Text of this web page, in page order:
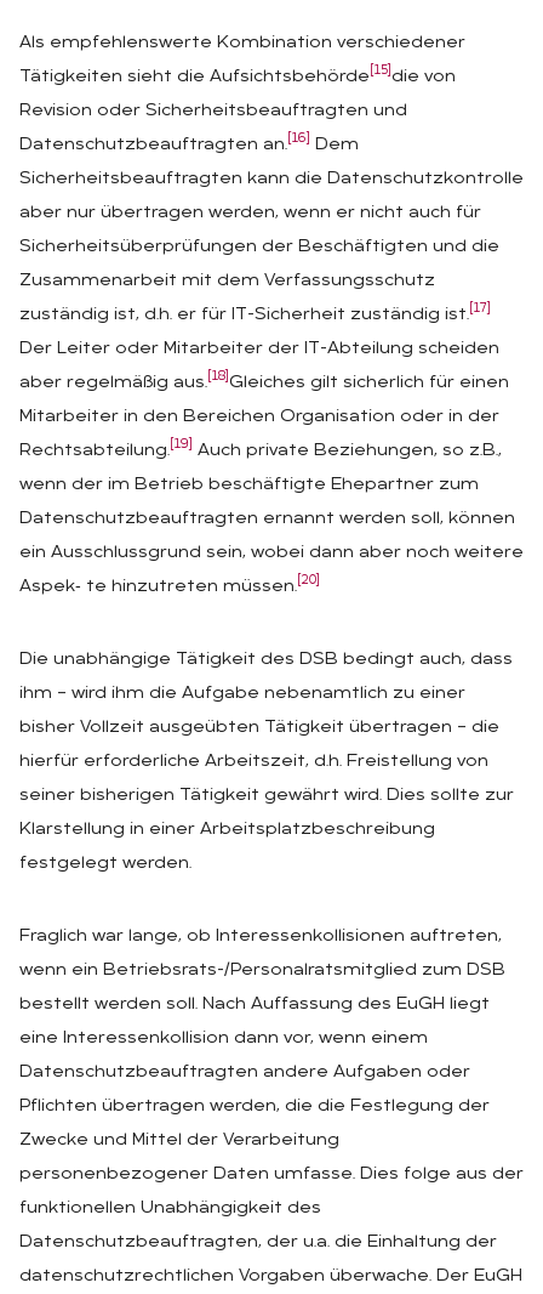
Als empfehlenswerte Kombination verschiedener
Tätigkeiten sieht die Aufsichtsbehörde [15] die von
Revision oder Sicherheitsbeauftragten und
Datenschutzbeauftragten an. [16]
Dem
Sicherheitsbeauftragten kann die Datenschutzkontrolle
aber nur übertragen werden, wenn er nicht auch für
Sicherheitsüberprüfungen der Beschäftigten und die
Zusammenarbeit mit dem Verfassungsschutz
zuständig ist, d.h. er für IT-Sicherheit zuständig ist. [17]
Der Leiter oder Mitarbeiter der IT-Abteilung scheiden
aber regelmäßig aus. [18] Gleiches gilt sicherlich für einen
Mitarbeiter in den Bereichen Organisation oder in der
Rechtsabteilung. [19]
Auch private Beziehungen, so z.B.,
wenn der im Betrieb beschäftigte Ehepartner zum
Datenschutzbeauftragten ernannt werden soll, können
ein Ausschlussgrund sein, wobei dann aber noch weitere
Aspek‑ te hinzutreten müssen. [20]
Die unabhängige Tätigkeit des DSB bedingt auch, dass
ihm – wird ihm die Aufgabe nebenamtlich zu einer
bisher Vollzeit ausgeübten Tätigkeit übertragen – die
hierfür erforderliche Arbeitszeit, d.h. Freistellung von
seiner bisherigen Tätigkeit gewährt wird. Dies sollte zur
Klarstellung in einer Arbeitsplatzbeschreibung
festgelegt werden.
Fraglich war lange, ob Interessenkollisionen auftreten,
wenn ein Betriebsrats-/Personalratsmitglied zum DSB
bestellt werden soll. Nach Auffassung des EuGH liegt
eine Interessenkollision dann vor, wenn einem
Datenschutzbeauftragten andere Aufgaben oder
Pflichten übertragen werden, die die Festlegung der
Zwecke und Mittel der Verarbeitung
personenbezogener Daten umfasse. Dies folge aus der
funktionellen Unabhängigkeit des
Datenschutzbeauftragten, der u.a. die Einhaltung der
datenschutzrechtlichen Vorgaben überwache. Der EuGH